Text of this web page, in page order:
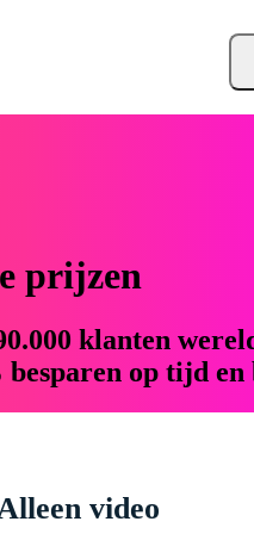
prijzen
klanten
op tijd en
video